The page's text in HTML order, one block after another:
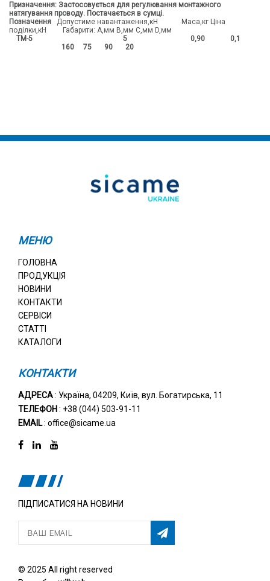
Призначення: Застосовується для регулювання монтажного
натягування проводу. Постачається в сумці.
Позначення Допустиме навантаження,кН Маса,кг Ціна
поділки,кН Габарити: А,мм В,мм С,мм D,мм
ТМ-5 5 0,90 0,1
160 75 90 20
МЕНЮ
ГОЛОВНА
ПРОДУКЦІЯ
НОВИНИ
КОНТАКТИ
СЕРВІСИ
СТАТТІ
КАТАЛОГИ
КОНТАКТИ
АДРЕСА: Україна, 04209, Київ, вул. Богатирська, 11
ТЕЛЕФОН : +38 (044) 503-91-11
EMAIL: office@sicame.ua
ПІДПИСАТИСЯ НА НОВИНИ
© 2025 All right reserved